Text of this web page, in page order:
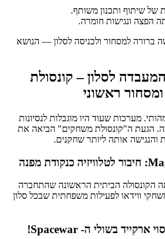
הפצה ונגישות חומרה.
ברורה למסחור ולכניסה לסלון — הנושא
לסלון – קונסולת
ראשוני
מערכות שעוד היו מוגבלות לנסיונות
הגעת ה"קונסולת משחקים" הביאה את
והנגישה אותה ליותר שחקנים.
הקונסולה הביתית הראשונה שהתחברה
ווידאו לפעילות משפחתית שבכל סלון